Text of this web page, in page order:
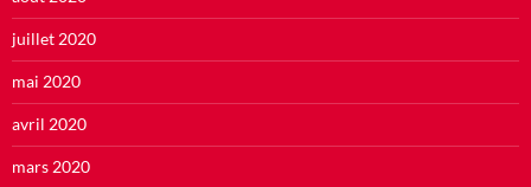
juillet 2020
mai 2020
avril 2020
mars 2020